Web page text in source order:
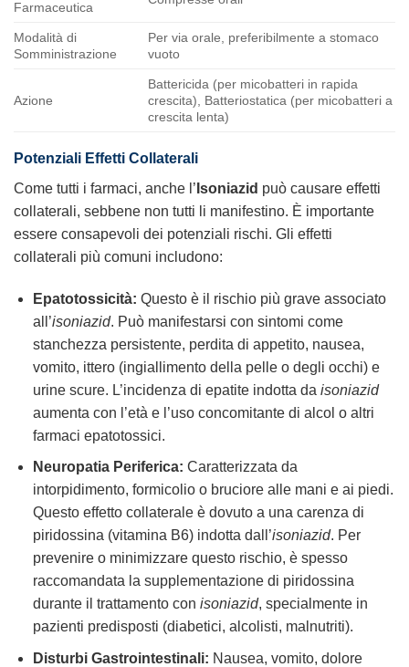
Farmaceutica
Modalità di
Somministrazione
Per via orale, preferibilmente a stomaco
vuoto
Azione
Battericida (per micobatteri in rapida
crescita), Batteriostatica (per micobatteri a
crescita lenta)
Potenziali Effetti Collaterali
Come tutti i farmaci, anche l’ Isoniazid può causare effetti
collaterali, sebbene non tutti li manifestino. È importante
essere consapevoli dei potenziali rischi. Gli effetti
collaterali più comuni includono:
Epatotossicità: Questo è il rischio più grave associato
all’isoniazid. Può manifestarsi con sintomi come
stanchezza persistente, perdita di appetito, nausea,
vomito, ittero (ingiallimento della pelle o degli occhi) e
urine scure. L’incidenza di epatite indotta da isoniazid
aumenta con l’età e l’uso concomitante di alcol o altri
farmaci epatotossici.
Neuropatia Periferica: Caratterizzata da
intorpidimento, formicolio o bruciore alle mani e ai piedi.
Questo effetto collaterale è dovuto a una carenza di
piridossina (vitamina B6) indotta dall’isoniazid. Per
prevenire o minimizzare questo rischio, è spesso
raccomandata la supplementazione di piridossina
durante il trattamento con isoniazid, specialmente in
pazienti predisposti (diabetici, alcolisti, malnutriti).
Disturbi Gastrointestinali: Nausea, vomito, dolore